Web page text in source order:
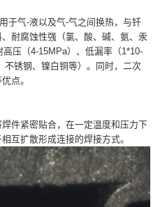
于气-液以及气-气之间换热，与钎
耐腐蚀性强（氯、酸、碱、氨、汞
压（4-15MPa）、低漏率（1*10-
不锈钢、镍白铜等）。同时，二次
点。
件紧密贴合，在一定温度和压力下
互扩散形成连接的焊接方式。